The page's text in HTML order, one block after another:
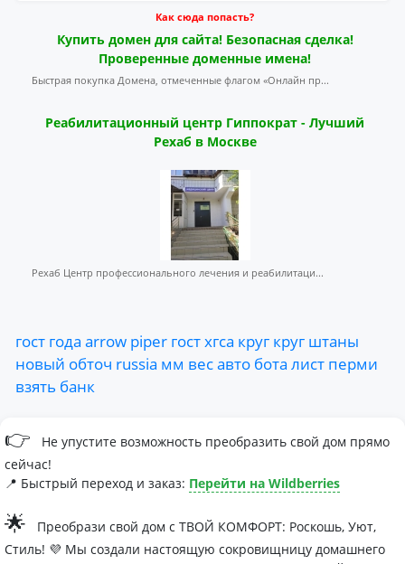
Как сюда попасть?
Купить домен для сайта! Безопасная сделка!
Проверенные доменные имена!
Быстрая покупка Домена, отмеченные флагом «Онлайн пр...
Реабилитационный центр Гиппократ - Лучший
Рехаб в Москве
Рехаб Центр профессионального лечения и реабилитаци...
гост года arrow piper гостхгса круг круг штаны
новый обточ russia мм весавто бота лист перми
взять банк
👉
Не упустите возможность преобразить свой дом прямо
сейчас!
📍 Быстрый переход и заказ: Перейти на Wildberries
🌟
Преобрази свой дом с ТВОЙ КОМФОРТ: Роскошь, Уют,
Стиль! 💜 Мы создали настоящую сокровищницу домашнего